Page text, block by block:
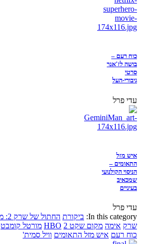
כוח רעם –
בושה לז'אנר
סרטי
גיבורי-העל
עדי פרל
איש מזל
התאומים –
הניסוי הקולנועי
שמכאיב
בעיניים
עדי פרל
In this category: ביקורת החתול של שרק 2: משאלה אחת ודי
שרק אימה מקום שקט 2 HBO מורטל קומבט
כוח רעם איש מזל התאומים וויל סמית'